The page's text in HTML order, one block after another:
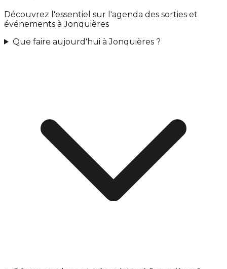
Découvrez l'essentiel sur l'agenda des sorties et
événements à Jonquières
Que faire aujourd'hui à Jonquières ?